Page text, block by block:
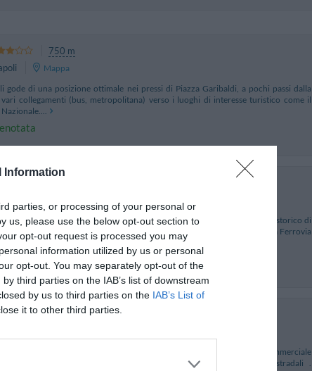
Information
parties, or processing of your personal or
us, please use the below opt-out section to
opt-out request is processed you may
information utilized by us or personal
opt-out. You may separately opt-out of the
third parties on the IAB’s list of downstream
by us to third parties on the IAB’s List of
it to other third parties.
750 m
Mappa
gode di una posizione ottimale nei pressi di Piazza Garibaldi, a pochi passi dalla
vari collegamenti (bus, metropolitana) verso i luoghi di interesse turistico come il
Plaza
sorge all'interno di un palazzo ottocentesco nelle vicinanze del centro storico di
Stazione Centrale, dalla stazione della metropolitana e da quella della Ferrovia
ne...
690 m
albergo situato in pieno centro a Napoli, in prossimità della zona commerciale
distanza dalla Stazione ferroviaria e dai principali snodi autostradali .